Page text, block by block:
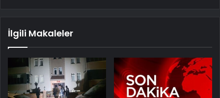
İlgili Makaleler